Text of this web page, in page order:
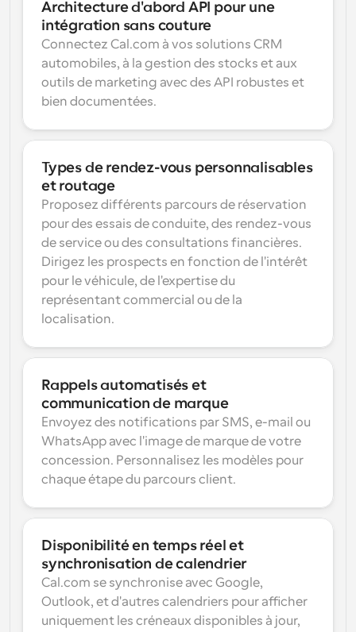
Architecture d'abord API pour une
intégration sans couture
Connectez Cal.com à vos solutions CRM
automobiles, à la gestion des stocks et aux
outils de marketing avec des API robustes et
bien documentées.
Types de rendez-vous personnalisables
et routage
Proposez différents parcours de réservation
pour des essais de conduite, des rendez-vous
de service ou des consultations financières.
Dirigez les prospects en fonction de l'intérêt
pour le véhicule, de l'expertise du
représentant commercial ou de la
localisation.
Rappels automatisés et
communication de marque
Envoyez des notifications par SMS, e-mail ou
WhatsApp avec l'image de marque de votre
concession. Personnalisez les modèles pour
chaque étape du parcours client.
Disponibilité en temps réel et
synchronisation de calendrier
Cal.com se synchronise avec Google,
Outlook, et d'autres calendriers pour afficher
uniquement les créneaux disponibles à jour,